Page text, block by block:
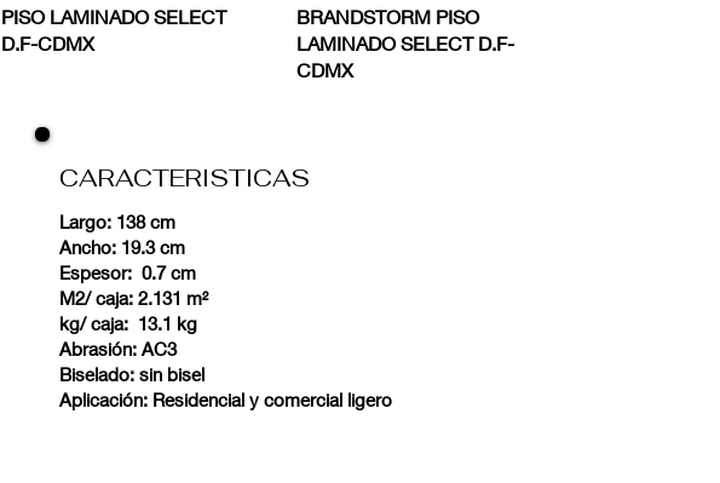
PISO LAMINADO SELECT
D.F-CDMX
BRANDSTORM PISO
LAMINADO SELECT D.F-
CDMX
CARACTERISTICAS
Largo: 138 cm
Ancho: 19.3 cm
Espesor: 0.7 cm
M2/ caja: 2.131 m²
kg/ caja: 13.1 kg
Abrasión: AC3
Biselado: sin bisel
Aplicación: Residencial y comercial ligero